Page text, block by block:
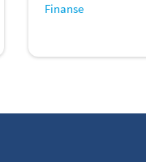
Finanse